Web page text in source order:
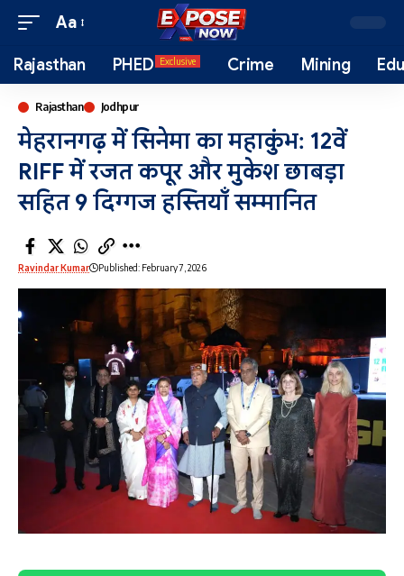
Aa
Rajasthan PHED Exclusive Crime Mining
Rajasthan Jodhpur
मेहरानगढ़ में सिनेमा का महाकुंभ: 12वें
RIFF में रजत कपूर और मुकेश छाबड़ा
सहित 9 दिग्गज हस्तियाँ सम्मानित
Ravindar Kumar Published: February 7, 2026